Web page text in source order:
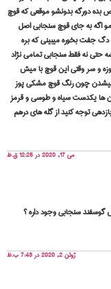
دورگه بدونشو موقعی که قوچ
اگه به جای قوچ سنجابی اصل
جفت بخوره میبینی که بره
نه فقط سنجابی تمامی نژاد
و سر وقتی این قوچ با میش
چون رنگ قوچ مشکی پوز
مدلی داشتیم بدن ها یکدست سیاه و طوسی و قرمز
توجه کنید از گله های درهم
می 17, 2020 در 12:25 ق.ظ
سنجابی وجود داره ؟
ژوئن 2, 2020 در 7:43 ب.ظ